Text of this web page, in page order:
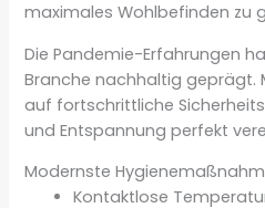
maximales Wohlbefinden zu
Die Pandemie-Erfahrungen
Branche nachhaltig geprägt.
auf fortschrittliche
und Entspannung perfekt
Modernste
Kontaktlose